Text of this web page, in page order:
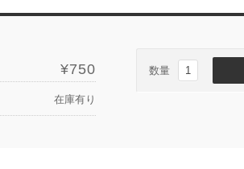
¥750
在庫有り
数量